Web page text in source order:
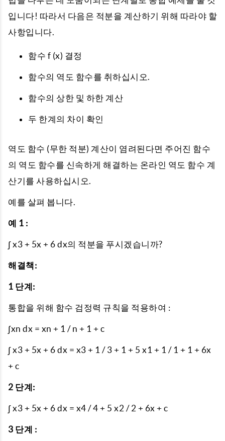
입니다! 따라서 다음은 적분을 계산하기 위해 따라야 할
사항입니다.
함수 f (x) 결정
함수의 역도 함수를 취하십시오.
함수의 상한 및 하한 계산
두 한계의 차이 확인
역도 함수 (무한 적분) 계산이 염려된다면 주어진 함수
의 역도 함수를 신속하게 해결하는 온라인 역도 함수 계
산기를 사용하십시오.
예를 살펴 봅니다.
예 1 :
∫ x3 + 5x + 6 dx의 적분을 푸시겠습니까?
해결책:
1 단계:
통합을 위해 함수 검정력 규칙을 적용하여 :
∫xn dx = xn + 1 / n + 1 + c
∫ x3 + 5x + 6 dx = x3 + 1 / 3 + 1 + 5 x1 + 1 / 1 + 1 + 6x
+ c
2 단계:
∫ x3 + 5x + 6 dx = x4 / 4 + 5 x2 / 2 + 6x + c
3 단계 :